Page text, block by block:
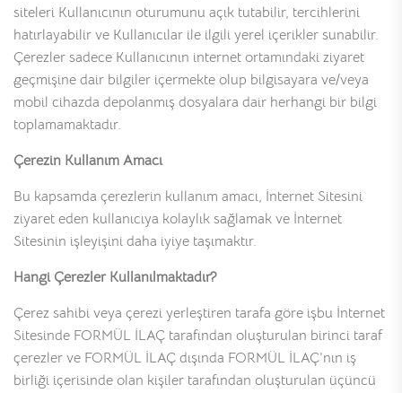
siteleri Kullanıcının oturumunu açık tutabilir, tercihlerini
hatırlayabilir ve Kullanıcılar ile ilgili yerel içerikler sunabilir.
Çerezler sadece Kullanıcının internet ortamındaki ziyaret
geçmişine dair bilgiler içermekte olup bilgisayara ve/veya
mobil cihazda depolanmış dosyalara dair herhangi bir bilgi
toplamamaktadır.
Çerezin Kullanım Amacı
Bu kapsamda çerezlerin kullanım amacı, İnternet Sitesini
ziyaret eden kullanıcıya kolaylık sağlamak ve İnternet
Sitesinin işleyişini daha iyiye taşımaktır.
Hangi Çerezler Kullanılmaktadır?
Çerez sahibi veya çerezi yerleştiren tarafa göre işbu İnternet
Sitesinde FORMÜL İLAÇ tarafından oluşturulan birinci taraf
çerezler ve FORMÜL İLAÇ dışında FORMÜL İLAÇ’nın iş
birliği içerisinde olan kişiler tarafından oluşturulan üçüncü